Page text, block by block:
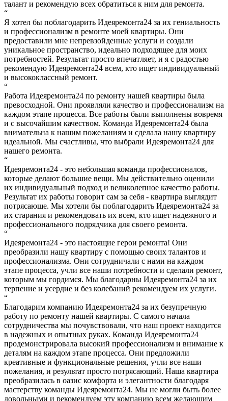
талант и рекомендую всех обратиться к ним для ремонта.
“
Я хотел бы поблагодарить Идеяремонта24 за их гениальность
и профессионализм в ремонте моей квартиры. Они
предоставили мне непревзойденные услуги и создали
уникальное пространство, идеально подходящее для моих
потребностей. Результат просто впечатляет, и я с радостью
рекомендую Идеяремонта24 всем, кто ищет индивидуальный
и высококлассный ремонт.
“
Работа Идеяремонта24 по ремонту нашей квартиры была
превосходной. Они проявляли качество и профессионализм на
каждом этапе процесса. Все работы были выполнены вовремя
и с высочайшим качеством. Команда Идеяремонта24 была
внимательна к нашим пожеланиям и сделала нашу квартиру
идеальной. Мы счастливы, что выбрали Идеяремонта24 для
нашего ремонта.
“
Идеяремонта24 - это небольшая команда профессионалов,
которые делают большие вещи. Мы действительно оценили
их индивидуальный подход и великолепное качество работы.
Результат их работы говорит сам за себя - квартира выглядит
потрясающе. Мы хотели бы поблагодарить Идеяремонта24 за
их старания и рекомендовать их всем, кто ищет надежного и
профессионального подрядчика для своего ремонта.
“
Идеяремонта24 - это настоящие герои ремонта! Они
преобразили нашу квартиру с помощью своих талантов и
профессионализма. Они сотрудничали с нами на каждом
этапе процесса, учли все наши потребности и сделали ремонт,
которым мы гордимся. Мы благодарны Идеяремонта24 за их
терпение и усердие и без колебаний рекомендуем их услуги.
“
Благодарим компанию Идеяремонта24 за их безупречную
работу по ремонту нашей квартиры. С самого начала
сотрудничества мы почувствовали, что наш проект находится
в надежных и опытных руках. Команда Идеяремонта24
продемонстрировала высокий профессионализм и внимание к
деталям на каждом этапе процесса. Они предложили
креативные и функциональные решения, учли все наши
пожелания, и результат просто потрясающий. Наша квартира
преобразилась в оазис комфорта и элегантности благодаря
мастерству команды Идеяремонта24. Мы не могли быть более
довольными и рекомендуем эту компанию всем желающим